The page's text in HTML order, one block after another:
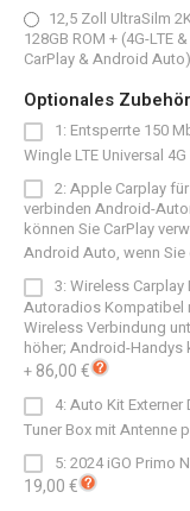
12,5 Zoll UltraSilm
128GB ROM + (4G-LTE
CarPlay & Android Auto)
Optionales
1: Entsperrte 150
Wingle LTE Universal
2: Apple Carplay
verbinden Android-
können Sie CarPlay
Android Auto, wenn
3: Wireless
Autoradios Kompatibel
Wireless Verbindung
höher; Android-Handys
+ 86,00 €
4: Auto Kit
Tuner Box mit Antenne
5: 2024 iGO Primo
19,00 €